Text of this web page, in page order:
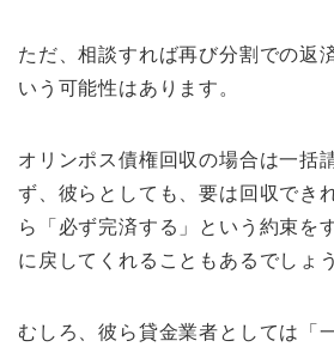
ただ、相談すれば再び分割での返
いう可能性はあります。
オリンポス債権回収の場合は一括
ず、彼らとしても、要は回収でき
ら「必ず完済する」という約束を
に戻してくれることもあるでしょう
むしろ、彼ら貸金業者としては「